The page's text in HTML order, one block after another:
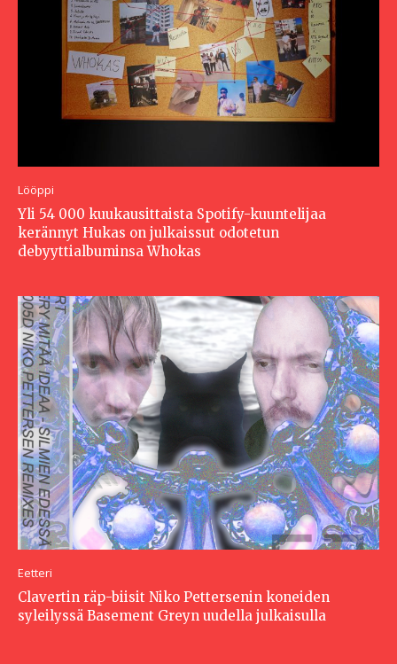
Lööppi
Yli 54 000 kuukausittaista Spotify-kuuntelijaa
kerännyt Hukas on julkaissut odotetun
debyyttialbuminsa Whokas
Eetteri
Clavertin räp-biisit Niko Pettersenin koneiden
syleilyssä Basement Greyn uudella julkaisulla